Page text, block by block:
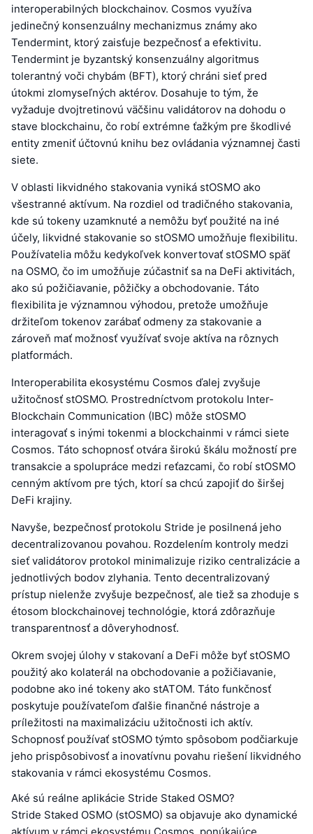
interoperabilných blockchainov. Cosmos využíva
jedinečný konsenzuálny mechanizmus známy ako
Tendermint, ktorý zaisťuje bezpečnosť a efektivitu.
Tendermint je byzantský konsenzuálny algoritmus
tolerantný voči chybám (BFT), ktorý chráni sieť pred
útokmi zlomyseľných aktérov. Dosahuje to tým, že
vyžaduje dvojtretinovú väčšinu validátorov na dohodu o
stave blockchainu, čo robí extrémne ťažkým pre škodlivé
entity zmeniť účtovnú knihu bez ovládania významnej časti
siete.
V oblasti likvidného stakovania vyniká stOSMO ako
všestranné aktívum. Na rozdiel od tradičného stakovania,
kde sú tokeny uzamknuté a nemôžu byť použité na iné
účely, likvidné stakovanie so stOSMO umožňuje flexibilitu.
Používatelia môžu kedykoľvek konvertovať stOSMO späť
na OSMO, čo im umožňuje zúčastniť sa na DeFi aktivitách,
ako sú požičiavanie, pôžičky a obchodovanie. Táto
flexibilita je významnou výhodou, pretože umožňuje
držiteľom tokenov zarábať odmeny za stakovanie a
zároveň mať možnosť využívať svoje aktíva na rôznych
platformách.
Interoperabilita ekosystému Cosmos ďalej zvyšuje
užitočnosť stOSMO. Prostredníctvom protokolu Inter-
Blockchain Communication (IBC) môže stOSMO
interagovať s inými tokenmi a blockchainmi v rámci siete
Cosmos. Táto schopnosť otvára širokú škálu možností pre
transakcie a spolupráce medzi reťazcami, čo robí stOSMO
cenným aktívom pre tých, ktorí sa chcú zapojiť do širšej
DeFi krajiny.
Navyše, bezpečnosť protokolu Stride je posilnená jeho
decentralizovanou povahou. Rozdelením kontroly medzi
sieť validátorov protokol minimalizuje riziko centralizácie a
jednotlivých bodov zlyhania. Tento decentralizovaný
prístup nielenže zvyšuje bezpečnosť, ale tiež sa zhoduje s
étosom blockchainovej technológie, ktorá zdôrazňuje
transparentnosť a dôveryhodnosť.
Okrem svojej úlohy v stakovaní a DeFi môže byť stOSMO
použitý ako kolaterál na obchodovanie a požičiavanie,
podobne ako iné tokeny ako stATOM. Táto funkčnosť
poskytuje používateľom ďalšie finančné nástroje a
príležitosti na maximalizáciu užitočnosti ich aktív.
Schopnosť používať stOSMO týmto spôsobom podčiarkuje
jeho prispôsobivosť a inovatívnu povahu riešení likvidného
stakovania v rámci ekosystému Cosmos.
Aké sú reálne aplikácie Stride Staked OSMO?
Stride Staked OSMO (stOSMO) sa objavuje ako dynamické
aktívum v rámci ekosystému Cosmos, ponúkajúce